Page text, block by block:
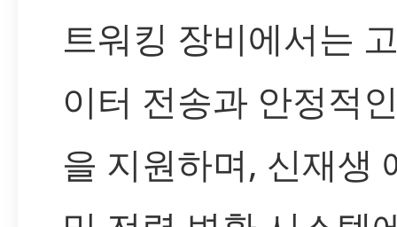
트워킹 장비에서는
이터 전송과 안정적
을 지원하며, 신재생